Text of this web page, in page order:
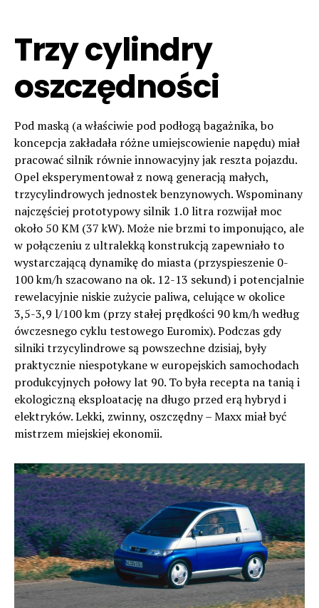
Trzy cylindry
oszczędności
Pod maską (a właściwie pod podłogą bagażnika, bo
koncepcja zakładała różne umiejscowienie napędu) miał
pracować silnik równie innowacyjny jak reszta pojazdu.
Opel eksperymentował z nową generacją małych,
trzycylindrowych jednostek benzynowych. Wspominany
najczęściej prototypowy silnik 1.0 litra rozwijał moc
około 50 KM (37 kW). Może nie brzmi to imponująco, ale
w połączeniu z ultralekką konstrukcją zapewniało to
wystarczającą dynamikę do miasta (przyspieszenie 0-
100 km/h szacowano na ok. 12-13 sekund) i potencjalnie
rewelacyjnie niskie zużycie paliwa, celujące w okolice
3,5-3,9 l/100 km (przy stałej prędkości 90 km/h według
ówczesnego cyklu testowego Euromix). Podczas gdy
silniki trzycylindrowe są powszechne dzisiaj, były
praktycznie niespotykane w europejskich samochodach
produkcyjnych połowy lat 90. To była recepta na tanią i
ekologiczną eksploatację na długo przed erą hybryd i
elektryków. Lekki, zwinny, oszczędny – Maxx miał być
mistrzem miejskiej ekonomii.